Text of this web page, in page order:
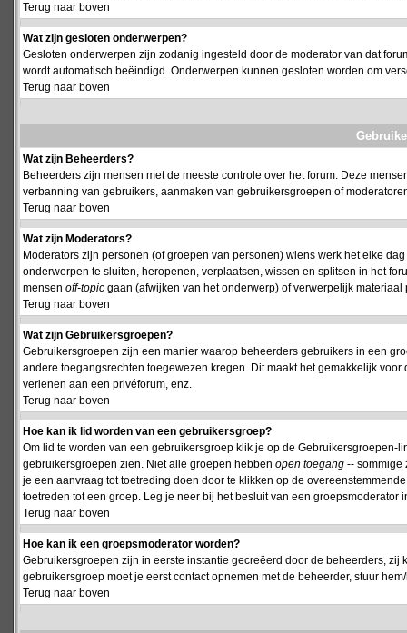
Terug naar boven
Wat zijn gesloten onderwerpen?
Gesloten onderwerpen zijn zodanig ingesteld door de moderator van dat
wordt automatisch beëindigd. Onderwerpen kunnen gesloten worden om
Terug naar boven
Wat zijn Beheerders?
Beheerders zijn mensen met de meeste controle over het forum. Deze
verbanning van gebruikers, aanmaken van gebruikersgroepen of
Terug naar boven
Wat zijn Moderators?
Moderators zijn personen (of groepen van personen) wiens werk het elke
onderwerpen te sluiten, heropenen, verplaatsen, wissen en splitsen in het
mensen off-topic gaan (afwijken van het onderwerp) of verwerpelijk materiaal
Terug naar boven
Wat zijn Gebruikersgroepen?
Gebruikersgroepen zijn een manier waarop beheerders gebruikers in een
andere toegangsrechten toegewezen kregen. Dit maakt het gemakkelijk
verlenen aan een privéforum, enz.
Terug naar boven
Hoe kan ik lid worden van een gebruikersgroep?
Om lid te worden van een gebruikersgroep klik je op de
gebruikersgroepen zien. Niet alle groepen hebben open toegang -- sommige
je een aanvraag tot toetreding doen door te klikken op de
toetreden tot een groep. Leg je neer bij het besluit van een
Terug naar boven
Hoe kan ik een groepsmoderator worden?
Gebruikersgroepen zijn in eerste instantie gecreëerd door de beheerders,
gebruikersgroep moet je eerst contact opnemen met de beheerder, stuur
Terug naar boven